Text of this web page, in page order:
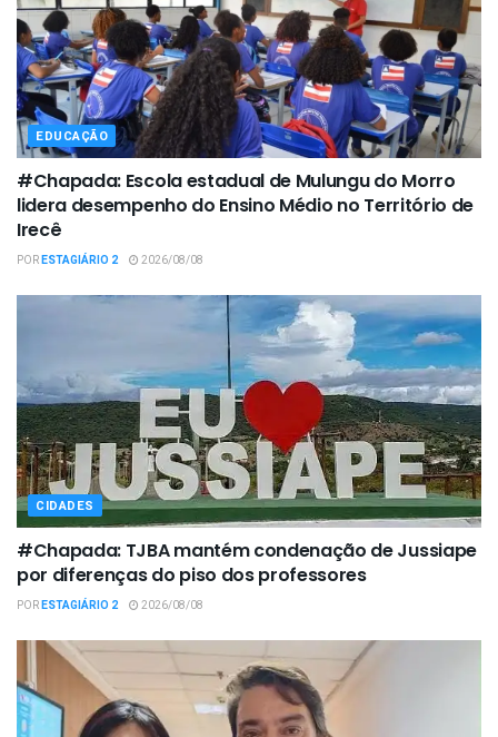
EDUCAÇÃO
#Chapada: Escola estadual de Mulungu do Morro
lidera desempenho do Ensino Médio no Território de
Irecê
PORESTAGIÁRIO 2 2026/08/08
CIDADES
#Chapada: TJBA mantém condenação de Jussiape
por diferenças do piso dos professores
PORESTAGIÁRIO 2 2026/08/08